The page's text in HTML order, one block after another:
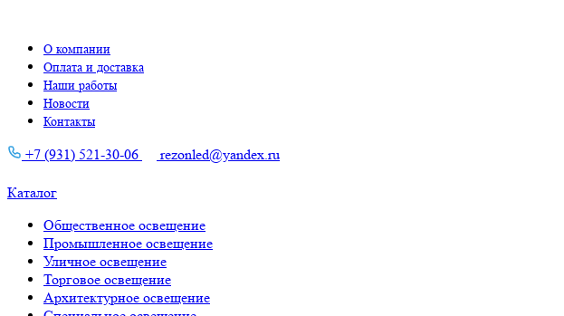
О компании
Оплата и доставка
Наши работы
Новости
Контакты
+7 (931) 521-30-06 rezonled@yandex.ru
Каталог
Общественное освещение
Промышленное освещение
Уличное освещение
Торговое освещение
Архитектурное освещение